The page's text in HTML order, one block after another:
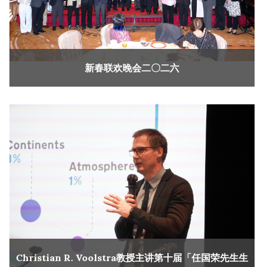
新春联欢晚会二〇二六
Christian R. Voolstra教授主讲第十届「任国荣先生生